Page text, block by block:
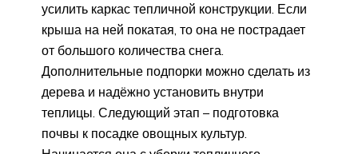
усилить каркас тепличной конструкции. Если
крыша на ней покатая, то она не пострадает
от большого количества снега.
Дополнительные подпорки можно сделать из
дерева и надёжно установить внутри
теплицы. Следующий этап – подготовка
почвы к посадке овощных культур.